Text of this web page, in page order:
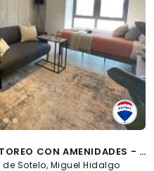
DEPARTAMENTO EN RENTA EN TOREO CON AMENIDADES - (34)
de Sotelo, Miguel Hidalgo